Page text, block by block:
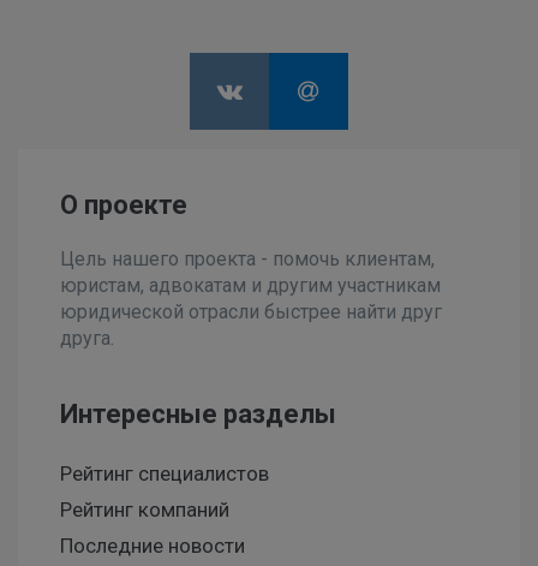
О проекте
Цель нашего проекта - помочь клиентам,
юристам, адвокатам и другим участникам
юридической отрасли быстрее найти друг
друга.
Интересные разделы
Рейтинг специалистов
Рейтинг компаний
Последние новости